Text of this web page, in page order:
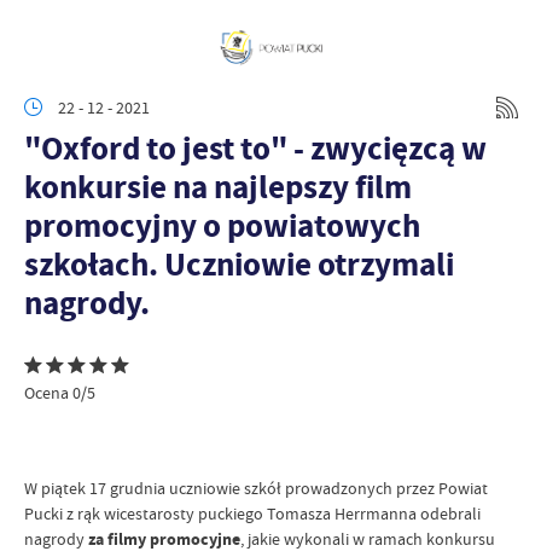
22 - 12 - 2021
"Oxford to jest to" - zwycięzcą w
konkursie na najlepszy film
promocyjny o powiatowych
szkołach. Uczniowie otrzymali
nagrody.
Ocena 0/5
W piątek 17 grudnia uczniowie szkół prowadzonych przez Powiat
Pucki z rąk wicestarosty puckiego Tomasza Herrmanna odebrali
nagrodyza filmy promocyjne, jakie wykonali w ramach konkursu